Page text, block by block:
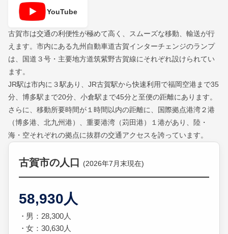
YouTube
古賀市は交通の利便性が極めて高く、スムーズな移動、輸送が行
えます。市内にある九州自動車道古賀インターチェンジのランプ
は、国道３号・主要地方道筑紫野古賀線にそれぞれ設けられてい
ます。
JR駅は市内に３駅あり、JR古賀駅から快速利用で福岡空港まで35
分、博多駅まで20分、小倉駅まで45分と至便の距離にあります。
さらに、移動所要時間が１時間以内の距離に、国際拠点港湾２港
（博多港、北九州港）、重要港湾（苅田港）１港があり、陸・
海・空それぞれの拠点に抜群の交通アクセスを誇っています。
古賀市の人口 (2026年7月末現在)
58,930人
男：28,300人
女：30,630人